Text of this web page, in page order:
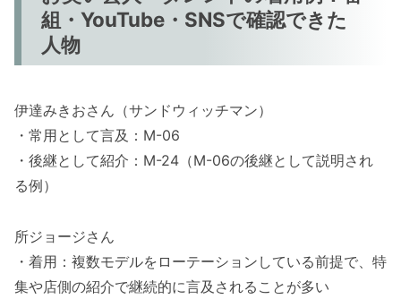
組・YouTube・SNSで確認できた
人物
伊達みきおさん（サンドウィッチマン）
・常用として言及：M-06
・後継として紹介：M-24（M-06の後継として説明され
る例）
所ジョージさん
・着用：複数モデルをローテーションしている前提で、特
集や店側の紹介で継続的に言及されることが多い